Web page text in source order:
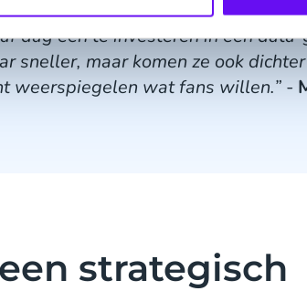
dag één te investeren in een
sneller, maar komen ze ook
weerspiegelen wat fans willen.” -
strategisch